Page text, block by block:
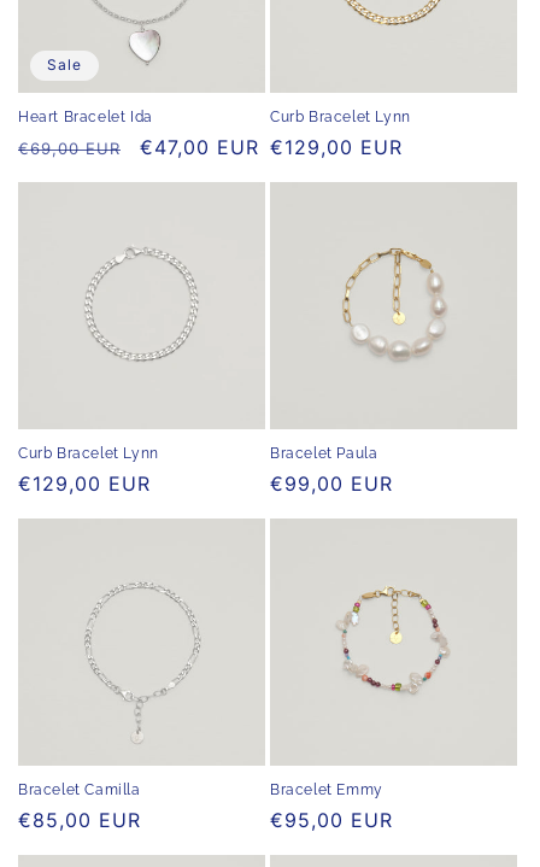
Sale
Heart Bracelet Ida
Normaler
Preis
€69,00 EUR Verkaufspreis
€47,00 EUR
Curb Bracelet Lynn
Normaler
Preis
€129,00 EUR
Curb Bracelet Lynn
Normaler
Preis
€129,00 EUR
Bracelet Paula
Normaler
Preis
€99,00 EUR
Bracelet Camilla
Normaler
Preis
€85,00 EUR
Bracelet Emmy
Normaler
Preis
€95,00 EUR